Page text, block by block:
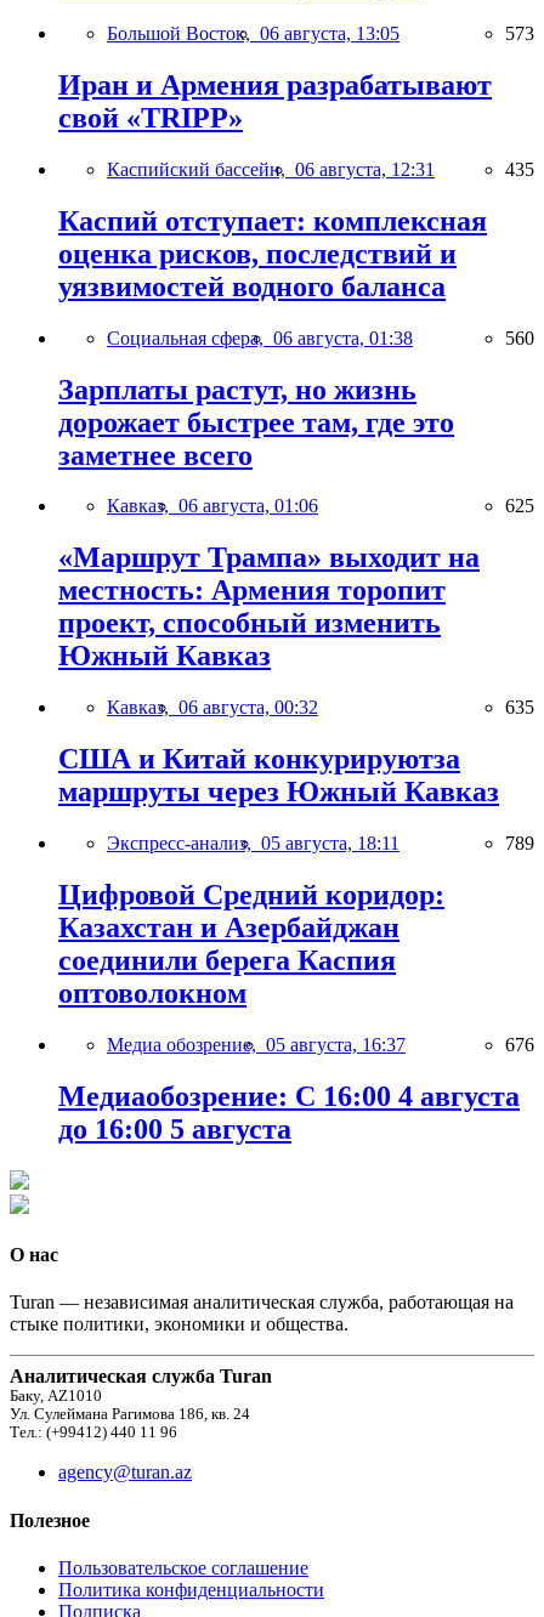
Большой Восток, 06 августа, 13:05 573
Иран и Армения разрабатывают
свой «TRIPP»
Каспийский бассейн, 06 августа, 12:31 435
Каспий отступает: комплексная
оценка рисков, последствий и
уязвимостей водного баланса
Социальная сфера, 06 августа, 01:38 560
Зарплаты растут, но жизнь
дорожает быстрее там, где это
заметнее всего
Кавказ, 06 августа, 01:06 625
«Маршрут Трампа» выходит на
местность: Армения торопит
проект, способный изменить
Южный Кавказ
Кавказ, 06 августа, 00:32 635
США и Китай конкурируютза
маршруты через Южный Кавказ
Экспресс-анализ, 05 августа, 18:11 789
Цифровой Средний коридор:
Казахстан и Азербайджан
соединили берега Каспия
оптоволокном
Медиа обозрение, 05 августа, 16:37 676
Медиаобозрение: С 16:00 4 августа
до 16:00 5 августа
О нас
Turan — независимая аналитическая служба, работающая на
стыке политики, экономики и общества.
Аналитическая служба Turan
Баку, AZ1010
Ул. Сулеймана Рагимова 186, кв. 24
Тел.: (+99412) 440 11 96
agency@turan.az
Полезное
Пользовательское соглашение
Политика конфиденциальности
Подписка